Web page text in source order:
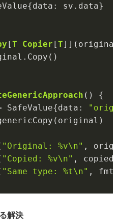
sv.data}
[T Copier [T]] (original
()
{
SafeValue{data:
"Original: %v\n" ,
"Copied: %v\n" , copied)
"Same type: %t\n" ,
解決